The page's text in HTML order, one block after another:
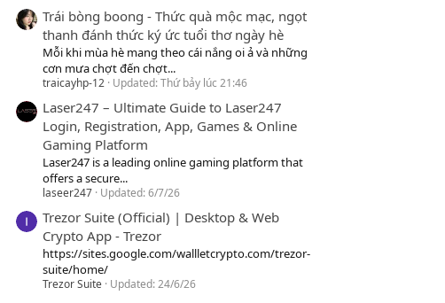
Trái bòng boong - Thức quà mộc mạc, ngọt
thanh đánh thức ký ức tuổi thơ ngày hè
Mỗi khi mùa hè mang theo cái nắng oi ả và những
cơn mưa chợt đến chợt...
traicayhp-12 Updated:Thứ bảy lúc 21:46
Laser247 – Ultimate Guide to Laser247
Login, Registration, App, Games & Online
Gaming Platform
Laser247 is a leading online gaming platform that
offers a secure...
laseer247 Updated:6/7/26
Trezor Suite (Official) | Desktop & Web
Crypto App - Trezor
https://sites.google.com/wallletcrypto.com/trezor-
suite/home/
Trezor Suite Updated:24/6/26